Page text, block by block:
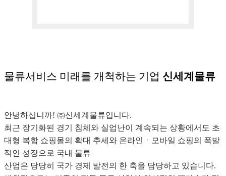
물류서비스 미래를 개척하는 기업 신세계물류
안녕하십니까! ㈜신세계물류입니다.
최근 장기화된 경기 침체와 실업난이 계속되는 상황에서도 초
대형 복합 쇼핑몰의 확대 추세와 온라인ㆍ모바일 쇼핑의 폭발
적인 성장으로 국내 물류
산업은 당당히 국가 경제 발전의 한 축을 담당하고 있습니다.